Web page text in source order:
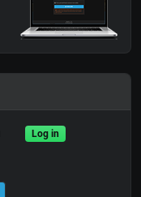
Log in